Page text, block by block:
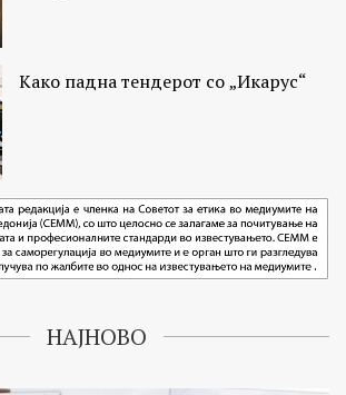
Како падна тендерот со „Икарус“
НАЈНОВО